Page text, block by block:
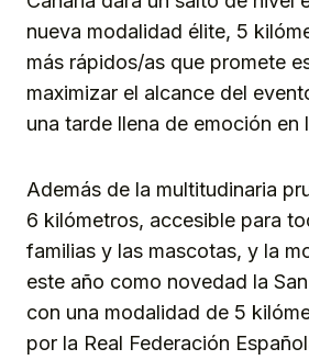
nueva modalidad élite, 5
más rápidos/as que promete
maximizar el alcance del
una tarde llena de emoción en
Además de la multitudinaria
6 kilómetros, accesible para
familias y las mascotas, y la
este año como novedad la
con una modalidad de 5
por la Real Federación